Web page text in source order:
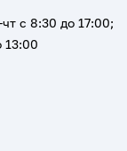
с 8:30 до 17:00;
13:00